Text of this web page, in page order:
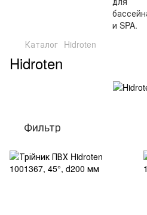
Каталог Hidroten
Hidroten
Фильтр